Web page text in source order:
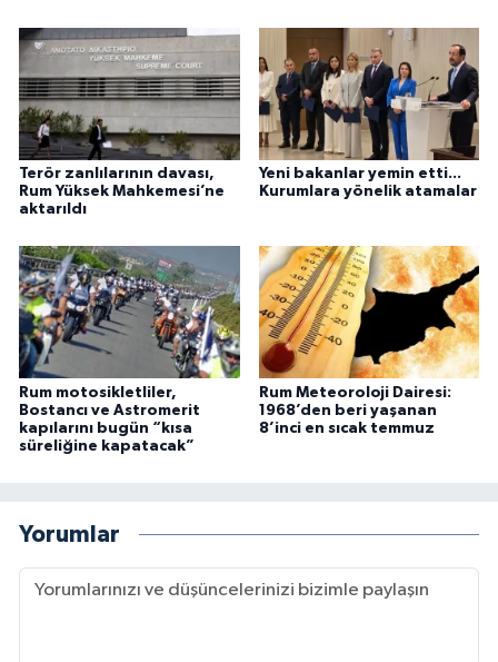
Terör zanlılarının davası,
Rum Yüksek Mahkemesi’ne
aktarıldı
Yeni bakanlar yemin etti...
Kurumlara yönelik atamalar
Rum motosikletliler,
Bostancı ve Astromerit
kapılarını bugün “kısa
süreliğine kapatacak”
Rum Meteoroloji Dairesi:
1968’den beri yaşanan
8’inci en sıcak temmuz
Yorumlar